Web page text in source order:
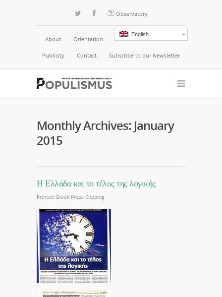
Observatory
English
About Orientation
Publicity Contact Subscribe to our Newsletter
Monthly Archives: January
2015
Η Ελλάδα και το τέλος της λογικής
Printed Greek Press Clipping